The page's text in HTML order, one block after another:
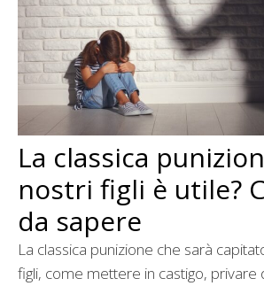
La classica
nostri figli è utile?
da sapere
La classica punizione che sarà
figli, come mettere in castigo, privare